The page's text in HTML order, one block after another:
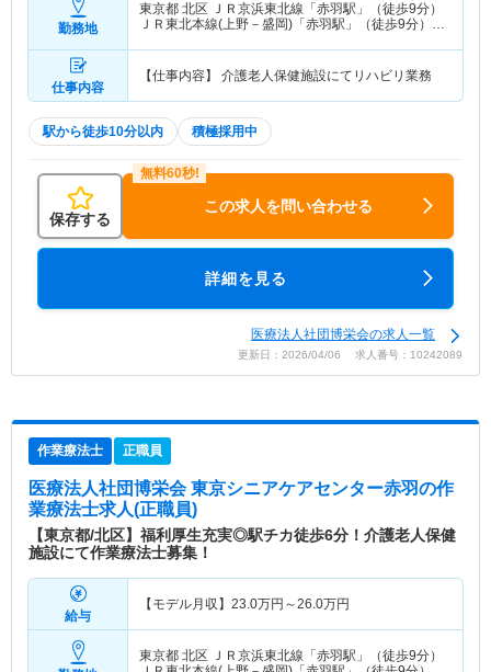
勤務地
東京都 北区 ＪＲ京浜東北線「赤羽駅」（徒歩9分）
ＪＲ東北本線(上野－盛岡)「赤羽駅」（徒歩9分）
仕事内容
【仕事内容】 介護老人保健施設にてリハビリ業務
駅から徒歩10分以内 積極採用中
保存する
この求人を問い合わせる
詳細を見る
医療法人社団博栄会の求人一覧
更新日：2026/04/06 求人番号：10242089
作業療法士 正職員
医療法人社団博栄会 東京シニアケアセンター赤羽の作
業療法士求人(正職員)
【東京都/北区】福利厚生充実◎駅チカ徒歩6分！介護老人保健
施設にて作業療法士募集！
給与
【モデル月収】 23.0万円～26.0万円
東京都 北区 ＪＲ京浜東北線「赤羽駅」（徒歩9分）